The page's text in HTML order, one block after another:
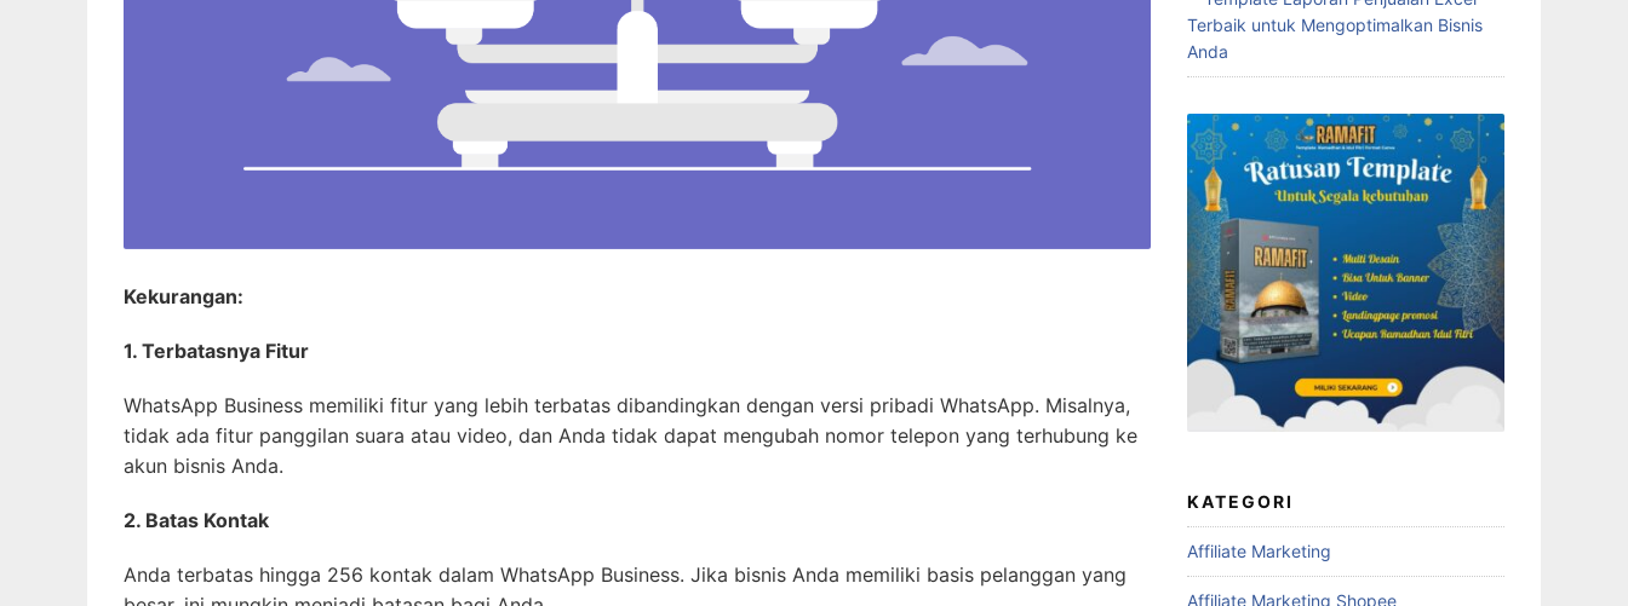
Kekurangan:
1. Terbatasnya Fitur
WhatsApp Business memiliki fitur yang lebih terbatas dibandingkan dengan versi pribadi WhatsApp. Misalnya,
tidak ada fitur panggilan suara atau video, dan Anda tidak dapat mengubah nomor telepon yang terhubung ke
akun bisnis Anda.
2. Batas Kontak
Anda terbatas hingga 256 kontak dalam WhatsApp Business. Jika bisnis Anda memiliki basis pelanggan yang
Terbaik untuk Mengoptimalkan Bisnis
Anda
KATEGORI
Affiliate Marketing
Affiliate Marketing Shopee